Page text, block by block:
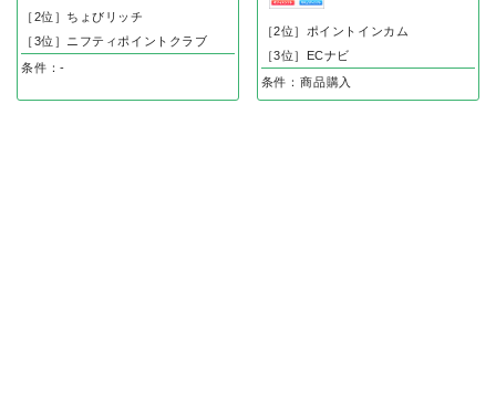
［2位］ちょびリッチ
［3位］ニフティポイントクラブ
条件：-
［2位］ポイントインカム
［3位］ECナビ
条件：商品購入